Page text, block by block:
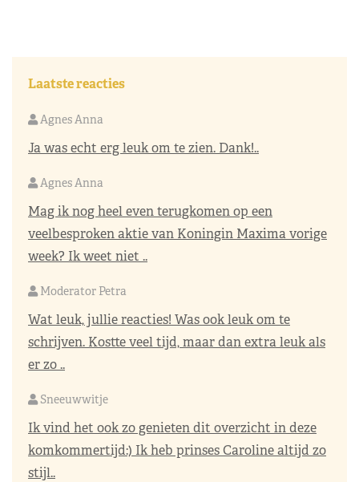
Laatste reacties
Agnes Anna
Ja was echt erg leuk om te zien. Dank!..
Agnes Anna
Mag ik nog heel even terugkomen op een
veelbesproken aktie van Koningin Maxima vorige
week? Ik weet niet ..
Moderator Petra
Wat leuk, jullie reacties! Was ook leuk om te
schrijven. Kostte veel tijd, maar dan extra leuk als
er zo ..
Sneeuwwitje
Ik vind het ook zo genieten dit overzicht in deze
komkommertijd:) Ik heb prinses Caroline altijd zo
stijl..